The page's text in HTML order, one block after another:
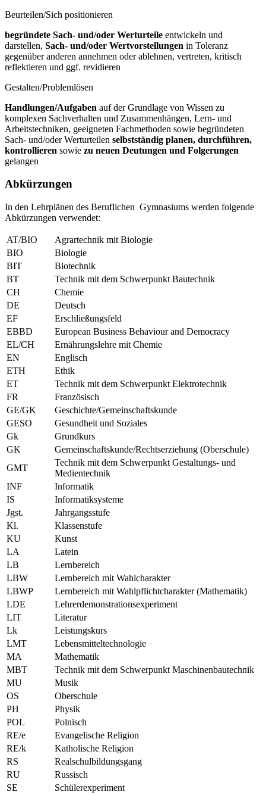
Beurteilen/Sich positionieren
begründete Sach- und/oder Werturteile entwickeln und
darstellen, Sach- und/oder Wertvorstellungen in Toleranz
gegenüber anderen annehmen oder ablehnen, vertreten, kritisch
reflektieren und ggf. revidieren
Gestalten/Problemlösen
Handlungen/Aufgaben auf der Grundlage von Wissen zu
komplexen Sachverhalten und Zusammenhängen, Lern- und
Arbeitstechniken, geeigneten Fachmethoden sowie begründeten
Sach- und/oder Werturteilen selbstständig planen, durchführen,
kontrollieren sowie zu neuen Deutungen und Folgerungen
gelangen
Abkürzungen
In den Lehrplänen des Beruflichen Gymnasiums werden folgende
Abkürzungen verwendet:
AT/BIO
Agrartechnik mit Biologie
BIO
Biologie
BIT
Biotechnik
BT
Technik mit dem Schwerpunkt Bautechnik
CH
Chemie
DE
Deutsch
EF
Erschließungsfeld
EBBD
European Business Behaviour and Democracy
EL/CH
Ernährungslehre mit Chemie
EN
Englisch
ETH
Ethik
ET
Technik mit dem Schwerpunkt Elektrotechnik
FR
Französisch
GE/GK
Geschichte/Gemeinschaftskunde
GESO
Gesundheit und Soziales
Gk
Grundkurs
GK
Gemeinschaftskunde/Rechtserziehung (Oberschule)
GMT
Technik mit dem Schwerpunkt Gestaltungs- und
Medientechnik
INF
Informatik
IS
Informatiksysteme
Jgst.
Jahrgangsstufe
Kl.
Klassenstufe
KU
Kunst
LA
Latein
LB
Lernbereich
LBW
Lernbereich mit Wahlcharakter
LBWP
Lernbereich mit Wahlpflichtcharakter (Mathematik)
LDE
Lehrerdemonstrationsexperiment
LIT
Literatur
Lk
Leistungskurs
LMT
Lebensmitteltechnologie
MA
Mathematik
MBT
Technik mit dem Schwerpunkt Maschinenbautechnik
MU
Musik
OS
Oberschule
PH
Physik
POL
Polnisch
RE/e
Evangelische Religion
RE/k
Katholische Religion
RS
Realschulbildungsgang
RU
Russisch
SE
Schülerexperiment